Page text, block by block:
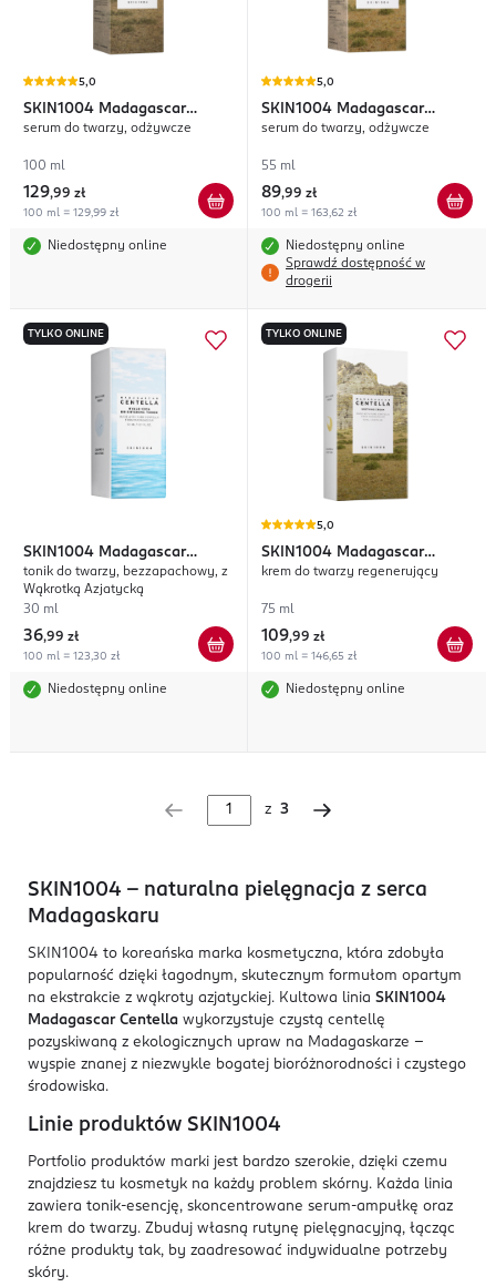
5,0
SKIN1004 Madagascar
Centella
serum do twarzy, odżywcze
100 ml
129,99 zł
100 ml = 129,99 zł
Niedostępny online
5,0
SKIN1004 Madagascar
Centella
serum do twarzy, odżywcze
55 ml
89,99 zł
100 ml = 163,62 zł
Niedostępny online
Sprawdź dostępność w
drogerii
TYLKO ONLINE
SKIN1004 Madagascar
Centella Hyalu-Cica
tonik do twarzy, bezzapachowy, z
Wąkrotką Azjatycką
30 ml
36,99 zł
100 ml = 123,30 zł
Niedostępny online
TYLKO ONLINE
5,0
SKIN1004 Madagascar
Centella
krem do twarzy regenerujący
75 ml
109,99 zł
100 ml = 146,65 zł
Niedostępny online
z 3
SKIN1004 – naturalna pielęgnacja z serca
Madagaskaru
SKIN1004 to koreańska marka kosmetyczna, która zdobyła
popularność dzięki łagodnym, skutecznym formułom opartym
na ekstrakcie z wąkroty azjatyckiej. Kultowa linia SKIN1004
Madagascar Centella wykorzystuje czystą centellę
pozyskiwaną z ekologicznych upraw na Madagaskarze –
wyspie znanej z niezwykle bogatej bioróżnorodności i czystego
środowiska.
Linie produktów SKIN1004
Portfolio produktów marki jest bardzo szerokie, dzięki czemu
znajdziesz tu kosmetyk na każdy problem skórny. Każda linia
zawiera tonik-esencję, skoncentrowane serum-ampułkę oraz
krem do twarzy. Zbuduj własną rutynę pielęgnacyjną, łącząc
różne produkty tak, by zaadresować indywidualne potrzeby
skóry.